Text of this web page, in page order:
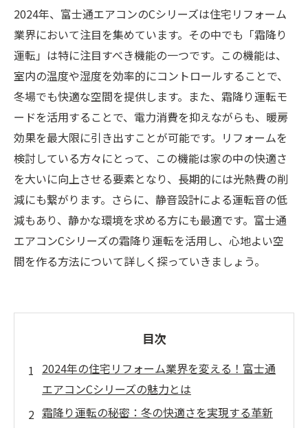
2024年、富士通エアコンのCシリーズは住宅リフォーム
業界において注目を集めています。その中でも「霜降り
運転」は特に注目すべき機能の一つです。この機能は、
室内の温度や湿度を効率的にコントロールすることで、
冬場でも快適な空間を提供します。また、霜降り運転モ
ードを活用することで、電力消費を抑えながらも、暖房
効果を最大限に引き出すことが可能です。リフォームを
検討している方々にとって、この機能は家の中の快適さ
を大いに向上させる要素となり、長期的には光熱費の削
減にも繋がります。さらに、静音設計による運転音の低
減もあり、静かな環境を求める方にも最適です。富士通
エアコンCシリーズの霜降り運転を活用し、心地よい空
間を作る方法について詳しく探っていきましょう。
目次
2024年の住宅リフォーム業界を変える！富士通
エアコンCシリーズの魅力とは
霜降り運転の秘密：冬の快適さを実現する革新